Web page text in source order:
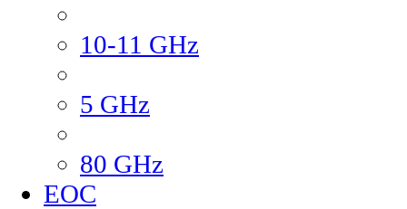
10-11 GHz
5 GHz
80 GHz
EOC